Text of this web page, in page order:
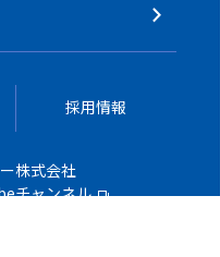
採用情報
株式会社
チャンネル